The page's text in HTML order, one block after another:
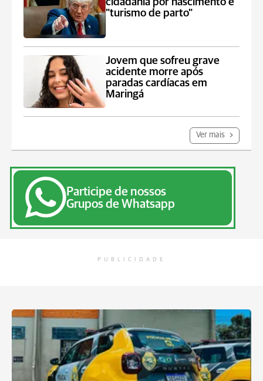
"turismo de parto"
Jovem que sofreu grave
acidente morre após
paradas cardíacas em
Maringá
Ver mais
Participe de nossos
Grupos de Whatsapp
PUBLICIDADE